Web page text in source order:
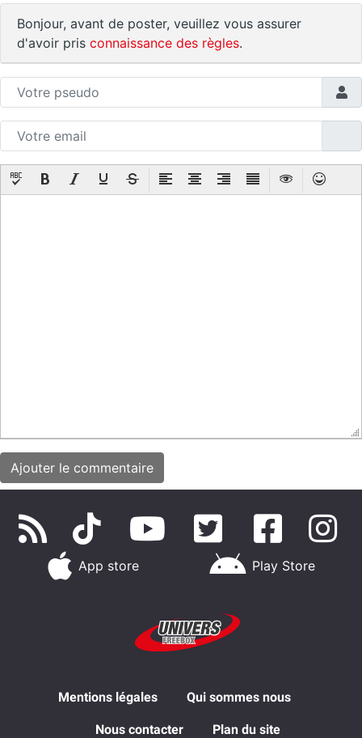
Bonjour, avant de poster, veuillez vous assurer
d'avoir pris connaissance des règles.
App store Play Store
Mentions légales Qui sommes nous
Nous contacter Plan du site